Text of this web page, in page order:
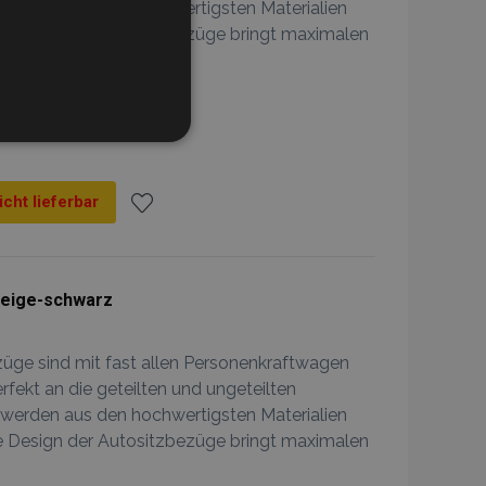
aus den hochwertigsten Materialien
der Autositzbezüge bringt maximalen
lieferbar
schwarz
sind mit fast allen Personenkraftwagen
an die geteilten und ungeteilten
aus den hochwertigsten Materialien
der Autositzbezüge bringt maximalen
und die
werden.
im lokalen
die
konfiguriert ist
Produkte zur